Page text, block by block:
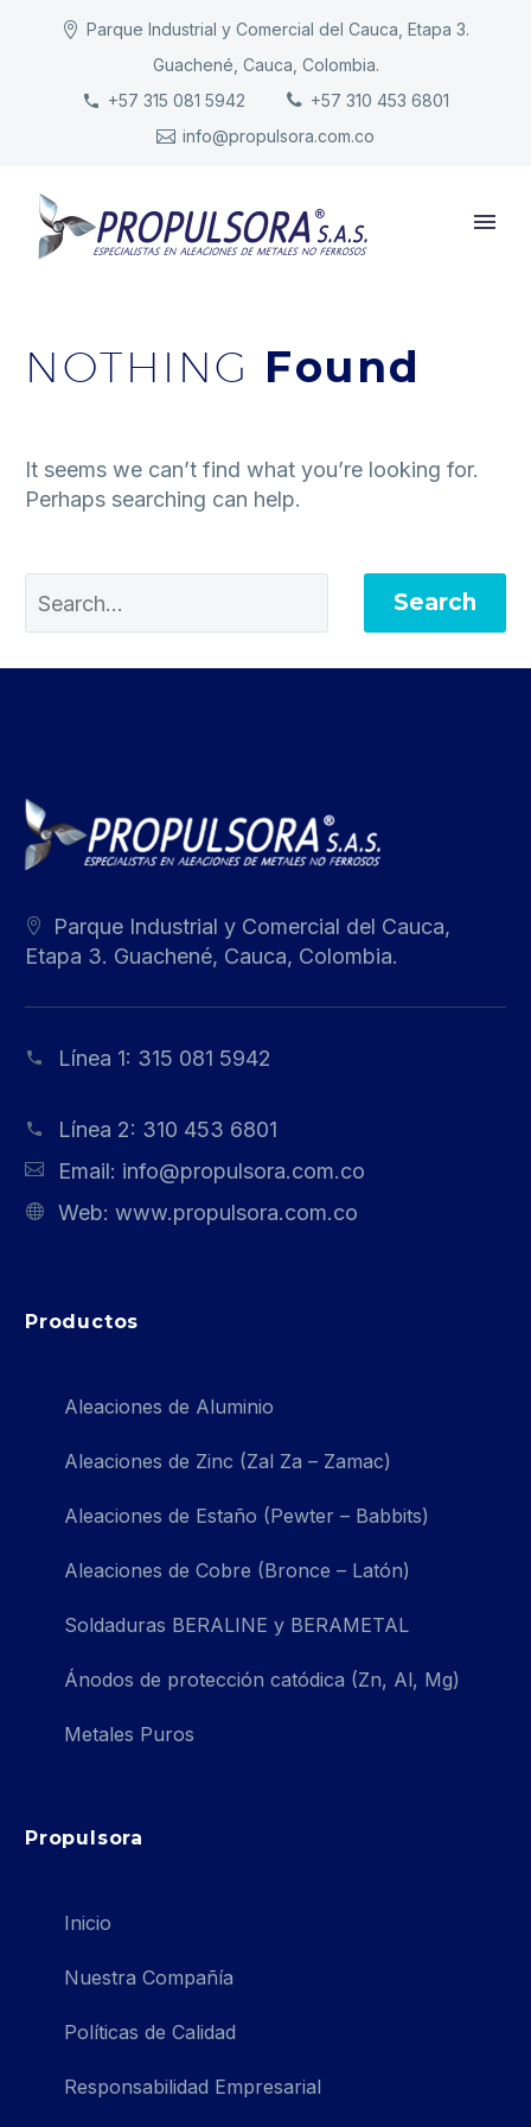
Parque Industrial y Comercial del Cauca, Etapa 3.
Guachené, Cauca, Colombia.
+57 315 081 5942
+57 310 453 6801
info@propulsora.com.co
INICIO
PRODUCTOS
NOTHING Found
It seems we can’t find what you’re looking for.
Perhaps searching can help.
Search
Parque Industrial y Comercial del Cauca,
Etapa 3. Guachené, Cauca, Colombia.
Línea 1: 315 081 5942
Línea 2: 310 453 6801
Email: info@propulsora.com.co
Web: www.propulsora.com.co
Productos
Aleaciones de Aluminio
Aleaciones de Zinc (Zal Za – Zamac)
Aleaciones de Estaño (Pewter – Babbits)
Aleaciones de Cobre (Bronce – Latón)
Soldaduras BERALINE y BERAMETAL
Ánodos de protección catódica (Zn, Al, Mg)
Metales Puros
Propulsora
Inicio
Nuestra Compañía
Políticas de Calidad
Responsabilidad Empresarial